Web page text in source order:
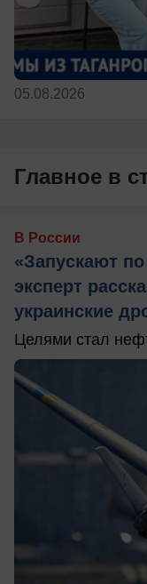
05.08.2026
Главное в
В России
«Запускают
эксперт
украинские
Целями стал